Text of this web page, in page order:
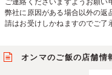
ご連絡くださいますようお願い
弊社に原因がある場合以外の返
請はお受けしかねますのでご了
オンマのご飯の店舗情